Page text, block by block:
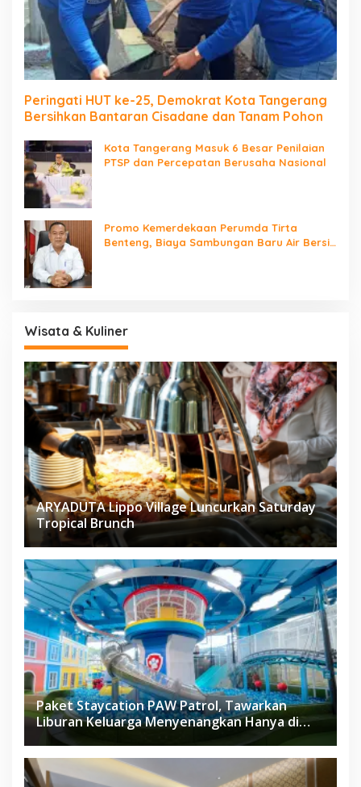
Peringati HUT ke-25, Demokrat Kota Tangerang
Bersihkan Bantaran Cisadane dan Tanam Pohon
Kota Tangerang Masuk 6 Besar Penilaian
PTSP dan Percepatan Berusaha Nasional
Promo Kemerdekaan Perumda Tirta
Benteng, Biaya Sambungan Baru Air Bersih
Wisata & Kuliner
ARYADUTA Lippo Village Luncurkan Saturday
Tropical Brunch
Paket Staycation PAW Patrol, Tawarkan
Liburan Keluarga Menyenangkan Hanya di
Herloom Hotel BSD